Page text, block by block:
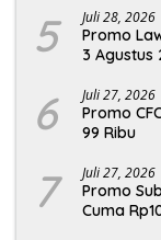
5 Juli 28, 2026
Promo
3 Agustus
6 Juli 27, 2026
Promo
99 Ribu
7 Juli 27, 2026
Promo
Cuma